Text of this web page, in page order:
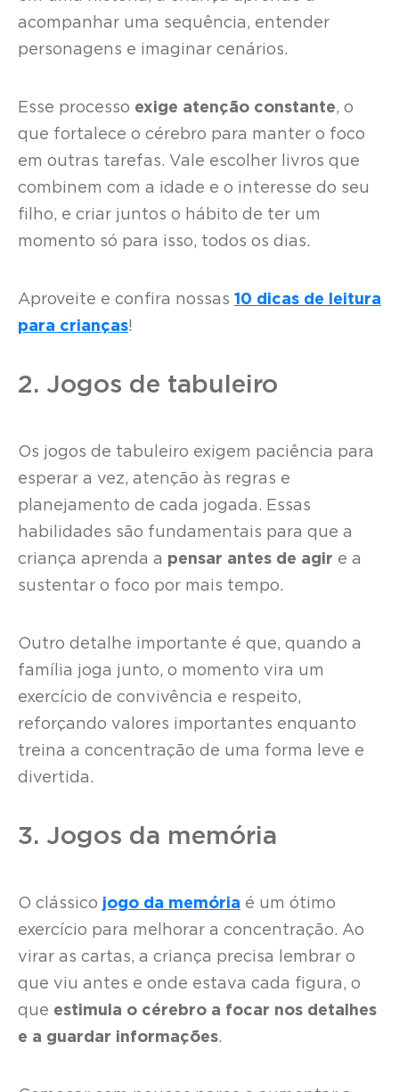
acompanhar uma sequência, entender
personagens e imaginar cenários.
Esse processo exige atenção constante, o
que fortalece o cérebro para manter o foco
em outras tarefas. Vale escolher livros que
combinem com a idade e o interesse do seu
filho, e criar juntos o hábito de ter um
momento só para isso, todos os dias.
Aproveite e confira nossas 10 dicas de leitura
para crianças!
2. Jogos de tabuleiro
Os jogos de tabuleiro exigem paciência para
esperar a vez, atenção às regras e
planejamento de cada jogada. Essas
habilidades são fundamentais para que a
criança aprenda a pensar antes de agir e a
sustentar o foco por mais tempo.
Outro detalhe importante é que, quando a
família joga junto, o momento vira um
exercício de convivência e respeito,
reforçando valores importantes enquanto
treina a concentração de uma forma leve e
divertida.
3. Jogos da memória
O clássico jogo da memória é um ótimo
exercício para melhorar a concentração. Ao
virar as cartas, a criança precisa lembrar o
que viu antes e onde estava cada figura, o
que estimula o cérebro a focar nos detalhes
e a guardar informações.